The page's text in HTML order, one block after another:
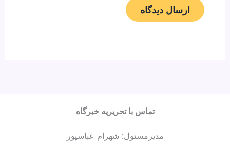
تماس با تحریریه خبرگاه
مدیرمسئول: شهرام عباسپور